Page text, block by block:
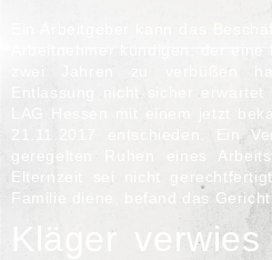
zwei Jahren zu verbüßen
Entlassung nicht sicher
LAG Hessen mit einem jetzt
21.11.2017 entschieden. Ein
geregelten Ruhen eines
Elternzeit sei nicht
Familie diene, befand das
Kläger